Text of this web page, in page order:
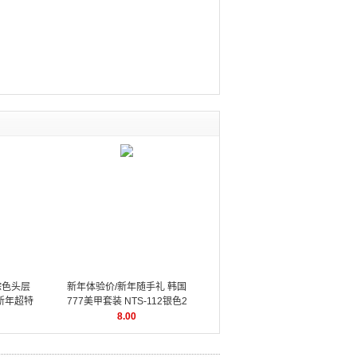
头层
年超特
新年体验价/新年随手礼 韩国
777美甲套装 NTS-112银色2
件套 美甲工具
8.00